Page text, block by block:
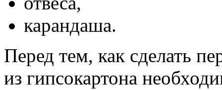
карандаша.
Перед тем, как сделать
из гипсокартона